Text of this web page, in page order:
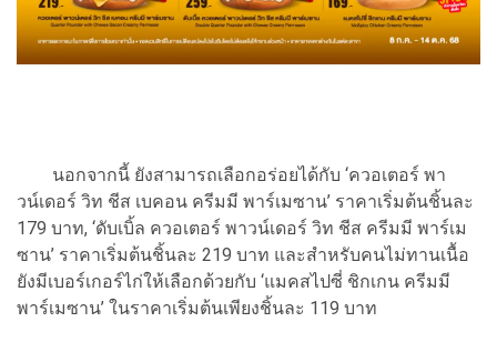
นอกจากนี้ ยังสามารถเลือกอร่อยได้กับ ‘ควอเตอร์ พา
วน์เดอร์ วิท ชีส เบคอน ครีมมี พาร์เมซาน’ ราคาเริ่มต้นชิ้นละ
179 บาท, ‘ดับเบิ้ล ควอเตอร์ พาวน์เดอร์ วิท ชีส ครีมมี พาร์เม
ซาน’ ราคาเริ่มต้นชิ้นละ 219 บาท และสำหรับคนไม่ทานเนื้อ
ยังมีเบอร์เกอร์ไก่ให้เลือกด้วยกับ ‘แมคสไปซี่ ชิกเกน ครีมมี
พาร์เมซาน’ ในราคาเริ่มต้นเพียงชิ้นละ 119 บาท